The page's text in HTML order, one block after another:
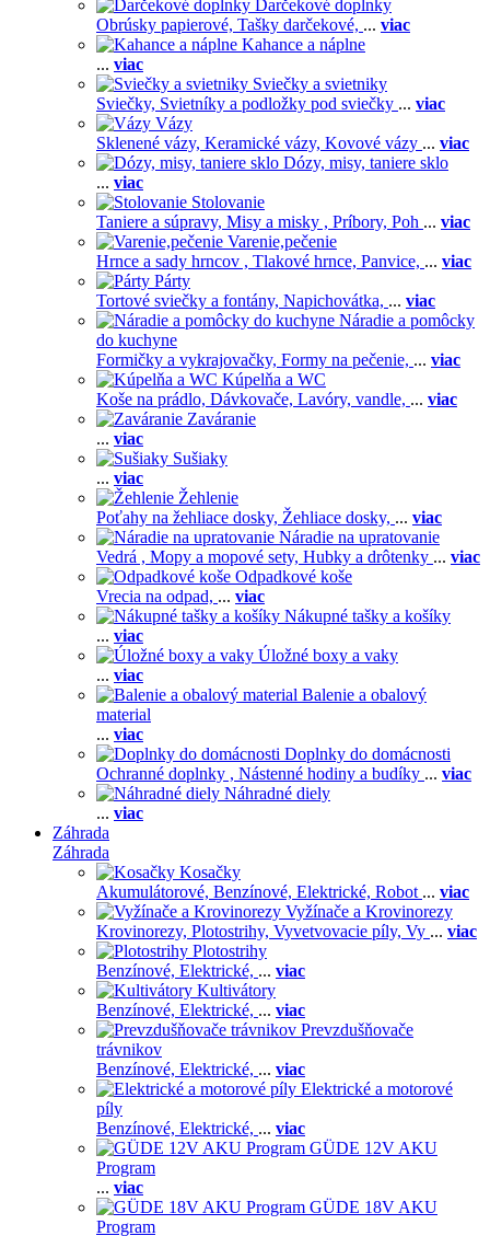
Darčekové doplnky
Obrúsky papierové, Tašky darčekové, ... viac
Kahance a náplne
... viac
Sviečky a svietniky
Sviečky, Svietníky a podložky pod sviečky ... viac
Vázy
Sklenené vázy, Keramické vázy, Kovové vázy ... viac
Dózy, misy, taniere sklo
... viac
Stolovanie
Taniere a súpravy, Misy a misky , Príbory, Poh ... viac
Varenie,pečenie
Hrnce a sady hrncov , Tlakové hrnce, Panvice, ... viac
Párty
Tortové sviečky a fontány, Napichovátka, ... viac
Náradie a pomôcky
do kuchyne
Formičky a vykrajovačky, Formy na pečenie, ... viac
Kúpelňa a WC
Koše na prádlo, Dávkovače, Lavóry, vandle, ... viac
Zaváranie
... viac
Sušiaky
... viac
Žehlenie
Poťahy na žehliace dosky, Žehliace dosky, ... viac
Náradie na upratovanie
Vedrá , Mopy a mopové sety, Hubky a drôtenky ... viac
Odpadkové koše
Vrecia na odpad, ... viac
Nákupné tašky a košíky
... viac
Úložné boxy a vaky
... viac
Balenie a obalový
material
... viac
Doplnky do domácnosti
Ochranné doplnky , Nástenné hodiny a budíky ... viac
Náhradné diely
... viac
Záhrada
Záhrada
Kosačky
Akumulátorové, Benzínové, Elektrické, Robot ... viac
Vyžínače a Krovinorezy
Krovinorezy, Plotostrihy, Vyvetvovacie píly, Vy ... viac
Plotostrihy
Benzínové, Elektrické, ... viac
Kultivátory
Benzínové, Elektrické, ... viac
Prevzdušňovače
trávnikov
Benzínové, Elektrické, ... viac
Elektrické a motorové
píly
Benzínové, Elektrické, ... viac
GÜDE 12V AKU
Program
... viac
GÜDE 18V AKU
Program